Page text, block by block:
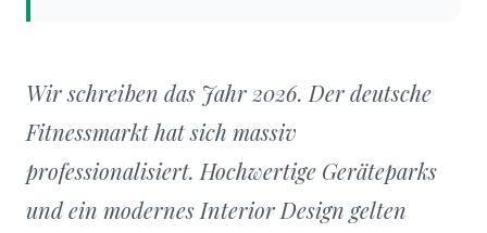
Wir schreiben das Jahr 2026. Der deutsche
Fitnessmarkt hat sich massiv
professionalisiert. Hochwertige Geräteparks
und ein modernes Interior Design gelten